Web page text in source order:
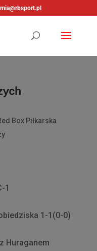
Box Piłkarska
1
1-1(0-0)
Huraganem